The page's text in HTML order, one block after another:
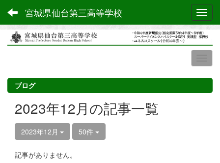
宮城県仙台第三高等学校
ブログ
2023年12月の記事一覧
2023年12月 50件
記事がありません。